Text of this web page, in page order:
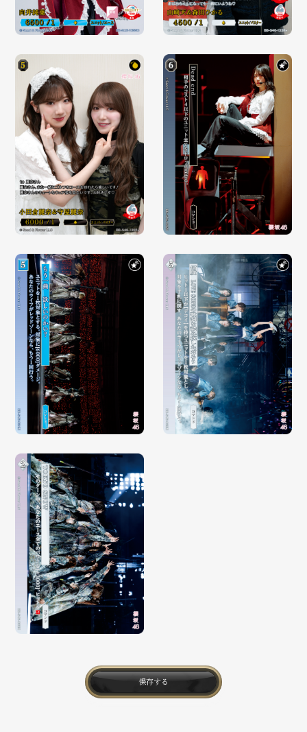
保存する